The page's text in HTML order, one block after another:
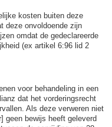
kosten buiten deze
deze onvoldoende zijn
omdat de gedeclareerde
(ex artikel 6:96 lid 2
voor behandeling in een
dat het vorderingsrecht
Als deze verweren niet
geen bewijs heeft geleverd